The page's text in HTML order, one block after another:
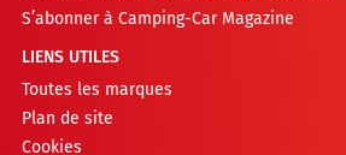
S’abonner à Camping-Car Magazine
LIENS UTILES
Toutes les marques
Plan de site
Cookies